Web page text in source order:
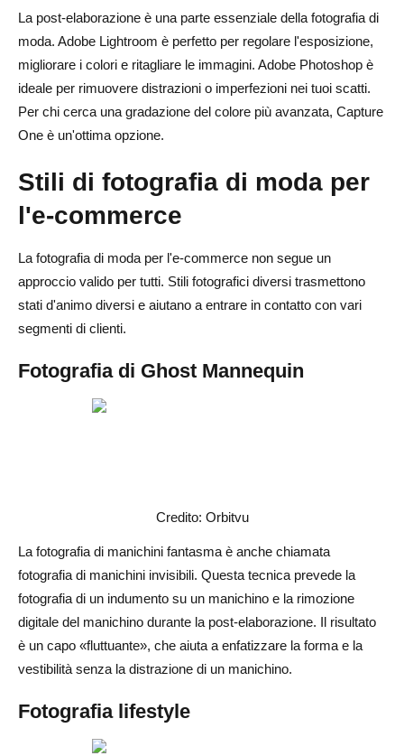
La post-elaborazione è una parte essenziale della fotografia di
moda. Adobe Lightroom è perfetto per regolare l'esposizione,
migliorare i colori e ritagliare le immagini. Adobe Photoshop è
ideale per rimuovere distrazioni o imperfezioni nei tuoi scatti.
Per chi cerca una gradazione del colore più avanzata, Capture
One è un'ottima opzione.
Stili di fotografia di moda per
l'e-commerce
La fotografia di moda per l'e-commerce non segue un
approccio valido per tutti. Stili fotografici diversi trasmettono
stati d'animo diversi e aiutano a entrare in contatto con vari
segmenti di clienti.
Fotografia di Ghost Mannequin
Credito: Orbitvu
La fotografia di manichini fantasma è anche chiamata
fotografia di manichini invisibili. Questa tecnica prevede la
fotografia di un indumento su un manichino e la rimozione
digitale del manichino durante la post-elaborazione. Il risultato
è un capo «fluttuante», che aiuta a enfatizzare la forma e la
vestibilità senza la distrazione di un manichino.
Fotografia lifestyle